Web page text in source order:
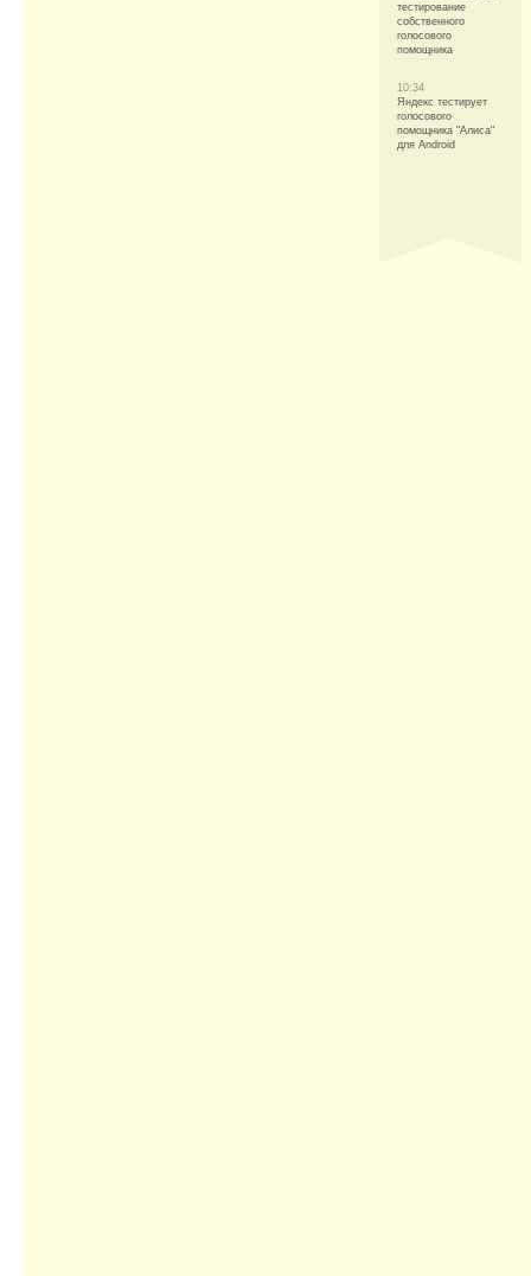
тестирование
собственного
голосового
помощника
10:34
Яндекс тестирует
голосового
помощника "Алиса"
для Android